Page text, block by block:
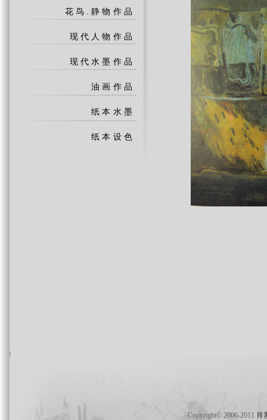
花鸟.静物作品
现代人物作品
现代水墨作品
油画作品
纸本水墨
纸本设色
Copyright© 2006-2011 肖